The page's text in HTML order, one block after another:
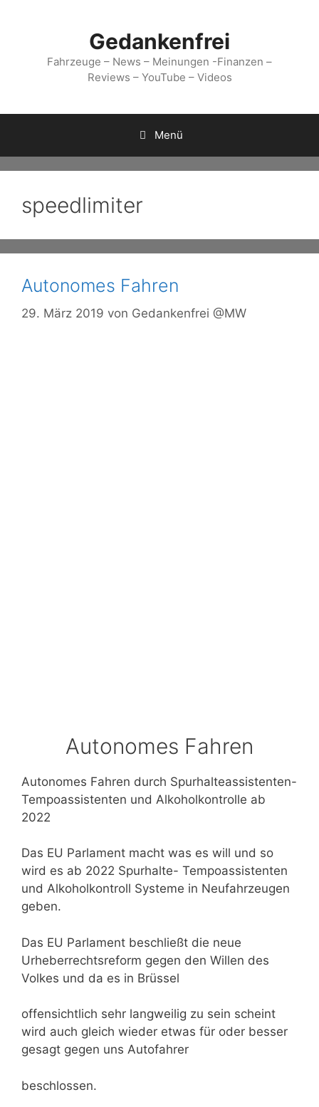
Gedankenfrei
Fahrzeuge – News – Meinungen -Finanzen –
Reviews – YouTube – Videos
Menü
speedlimiter
Autonomes Fahren
29. März 2019 von Gedankenfrei @MW
Autonomes Fahren
Autonomes Fahren durch Spurhalteassistenten-
Tempoassistenten und Alkoholkontrolle ab
2022
Das EU Parlament macht was es will und so
wird es ab 2022 Spurhalte- Tempoassistenten
und Alkoholkontroll Systeme in Neufahrzeugen
geben.
Das EU Parlament beschließt die neue
Urheberrechtsreform gegen den Willen des
Volkes und da es in Brüssel
offensichtlich sehr langweilig zu sein scheint
wird auch gleich wieder etwas für oder besser
gesagt gegen uns Autofahrer
beschlossen.